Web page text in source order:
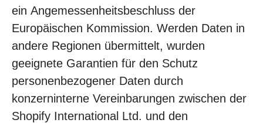
ein Angemessenheitsbeschluss der
Europäischen Kommission. Werden Daten in
andere Regionen übermittelt, wurden
geeignete Garantien für den Schutz
personenbezogener Daten durch
konzerninterne Vereinbarungen zwischen der
Shopify International Ltd. und den